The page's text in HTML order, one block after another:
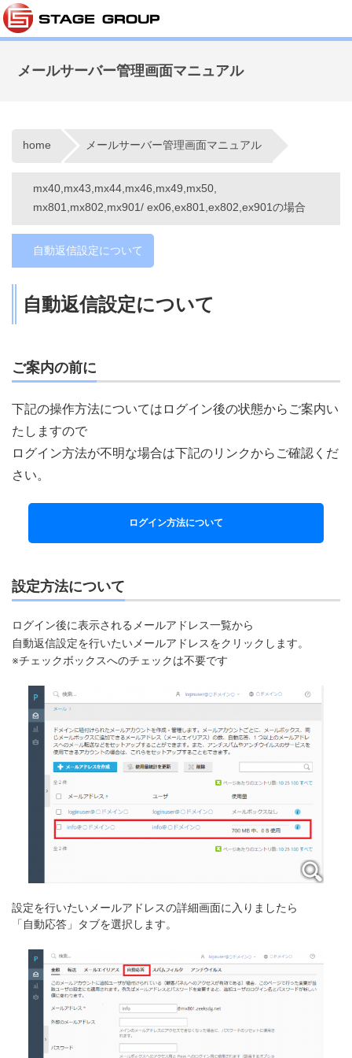
メールサーバー管理画面マニュアル
home メールサーバー管理画面マニュアル
mx40,mx43,mx44,mx46,mx49,mx50,
mx801,mx802,mx901/ ex06,ex801,ex802,ex901の場合
自動返信設定について
自動返信設定について
ご案内の前に
下記の操作方法についてはログイン後の状態からご案内い
たしますので
ログイン方法が不明な場合は下記のリンクからご確認くだ
さい。
ログイン方法について
設定方法について
ログイン後に表示されるメールアドレス一覧から
自動返信設定を行いたいメールアドレスをクリックします。
※チェックボックスへのチェックは不要です
設定を行いたいメールアドレスの詳細画面に入りましたら
「自動応答」タブを選択します。